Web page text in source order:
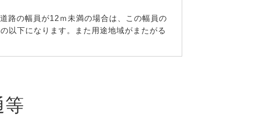
路の幅員が12ｍ未満の場合は、この幅員の
以下になります。また用途地域がまたがる
等